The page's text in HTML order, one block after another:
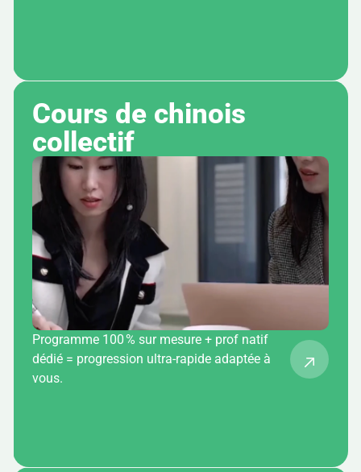
Cours de chinois
collectif
Programme 100 % sur mesure + prof natif
dédié = progression ultra-rapide adaptée à
vous.